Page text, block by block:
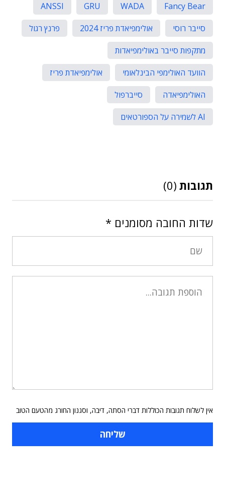
Fancy Bear
WADA
GRU
ANSSI
סייבר רוסי
אולימפיאדת פריז 2024
פרנץ רגול
מתקפות סייבר באולימפיאדות
הוועד האולימפי הבינלאומי
אולימפיאדת פריז
האולימפיאדה
סייברפול
AI לשמירה על הספורטאים
תגובות (0)
שדות החובה מסומנים *
אין לשלוח תגובות הכוללות דברי הסתה, דיבה, וסגנון החורג מהטעם הטוב